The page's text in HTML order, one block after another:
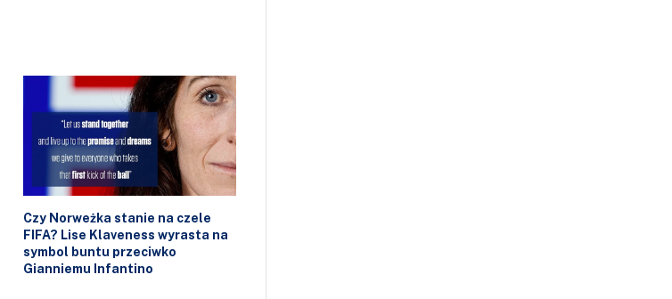
Czy Norweżka stanie na czele
FIFA? Lise Klaveness wyrasta na
symbol buntu przeciwko
Gianniemu Infantino